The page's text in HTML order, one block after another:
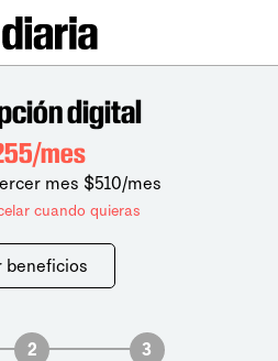
digital
mes
mes $510/mes
cuando quieras
beneficios
2 3